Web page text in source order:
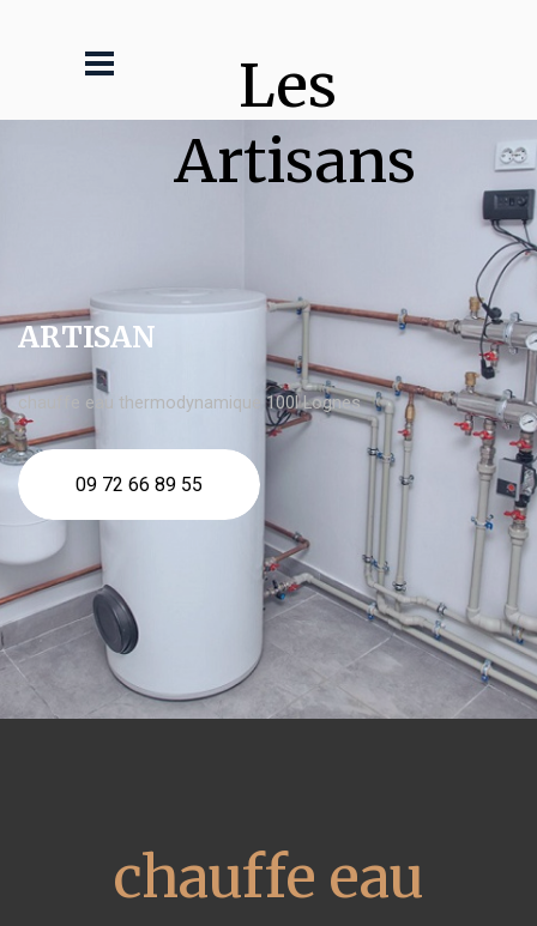
Les
Artisans
ARTISAN
chauffe eau thermodynamique 100l Lognes
09 72 66 89 55
chauffe eau